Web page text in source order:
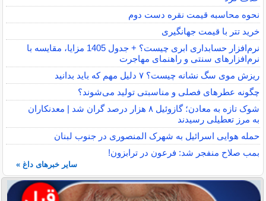
نحوه محاسبه قیمت نقره دست دوم
خرید تتر با قیمت جهانگیری
نرم‌افزار حسابداری ابری چیست؟ + جدول 1405 مزایا، مقایسه با
نرم‌افزارهای سنتی و راهنمای مهاجرت
ریزش موی سگ نشانه چیست؟ ۷ دلیل مهم که باید بدانید
چگونه عطرهای فصلی و مناسبتی تولید می‌شوند؟
شوک تازه به معادن؛ گازوئیل ۸ هزار درصد گران شد | معدنکاران
به مرز تعطیلی رسیدند
حمله هوایی اسرائیل به شهرک المنصوری در جنوب لبنان
بمب صلاح منفجر شد: فرعون در ترابزون!
سایر خبرهای داغ »